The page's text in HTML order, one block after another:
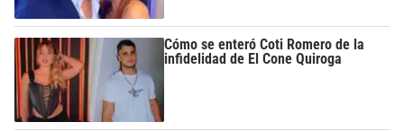
Cómo se enteró Coti Romero de la
infidelidad de El Cone Quiroga